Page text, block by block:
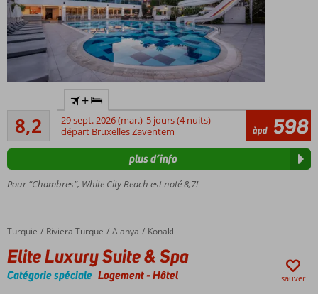
aux
adultes;
âge
16 ans
A
environ
la plage
Un
centre
de
8,2Très bon
9
commentaires
+
29 sept. 2026 (mar.) 5 jours (4 nuits)
départ Bruxelles Zaventem
àpd 598
Pour “Chambres”, White City Beach est noté 8,7!
plus d’info
Accueil
Turquie Riviera Turque Alanya Konakli
Elite Luxury Suite & Spa
Elite Luxury Suite & Spa
Catégorie spéciale Logement-Hôtel sauver